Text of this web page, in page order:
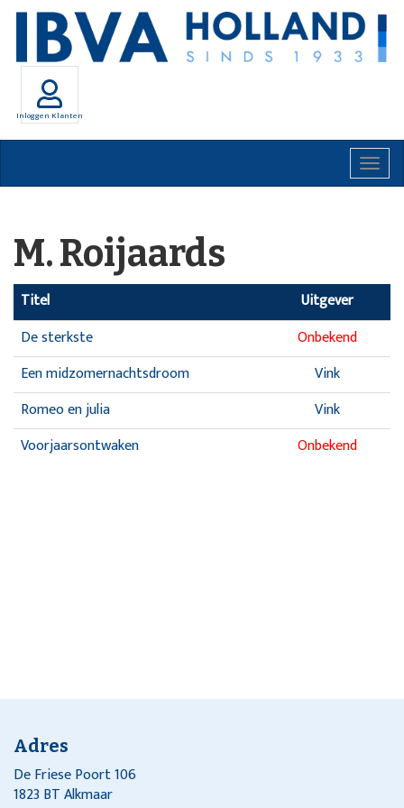
Inloggen Klanten
M. Roijaards
Titel
Uitgever
De sterkste
Onbekend
Een midzomernachtsdroom
Vink
Romeo en julia
Vink
Voorjaarsontwaken
Onbekend
Adres
De Friese Poort 106
1823 BT Alkmaar